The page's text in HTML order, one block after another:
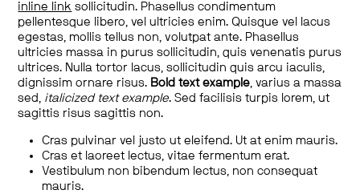
inline link sollicitudin. Phasellus condimentum
pellentesque libero, vel ultricies enim. Quisque vel lacus
egestas, mollis tellus non, volutpat ante. Phasellus
ultricies massa in purus sollicitudin, quis venenatis purus
ultrices. Nulla tortor lacus, sollicitudin quis arcu iaculis,
dignissim ornare risus. Bold text example, varius a massa
sed, italicized text example. Sed facilisis turpis lorem, ut
sagittis risus sagittis non.
Cras pulvinar vel justo ut eleifend. Ut at enim mauris.
Cras et laoreet lectus, vitae fermentum erat.
Vestibulum non bibendum lectus, non consequat
mauris.